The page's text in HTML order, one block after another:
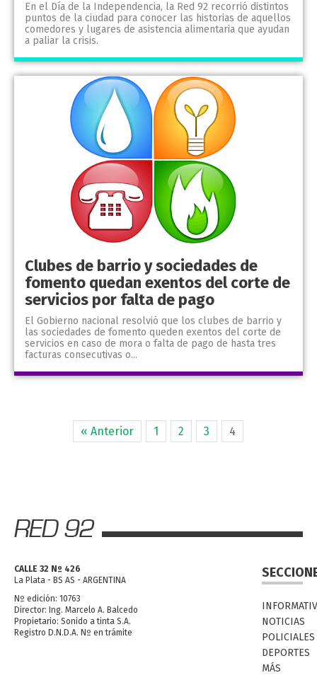
En el Día de la Independencia, la Red 92 recorrió distintos
puntos de la ciudad para conocer las historias de aquellos
comedores y lugares de asistencia alimentaria que ayudan
a paliar la crisis.
Clubes de barrio y sociedades de
fomento quedan exentos del corte de
servicios por falta de pago
El Gobierno nacional resolvió que los clubes de barrio y
las sociedades de fomento queden exentos del corte de
servicios en caso de mora o falta de pago de hasta tres
facturas consecutivas o...
« Anterior 1 2 3 4
CALLE 32 Nº 426
La Plata - BS AS - ARGENTINA
Nº edición: 10763
Director: Ing. Marcelo A. Balcedo
Propietario: Sonido a tinta S.A.
Registro D.N.D.A. Nº en trámite
NOTICIAS
POLICIALES
DEPORTES
MÁS